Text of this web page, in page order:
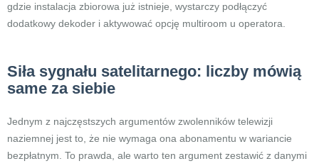
gdzie instalacja zbiorowa już istnieje, wystarczy podłączyć
dodatkowy dekoder i aktywować opcję multiroom u operatora.
Siła sygnału satelitarnego: liczby mówią
same za siebie
Jednym z najczęstszych argumentów zwolenników telewizji
naziemnej jest to, że nie wymaga ona abonamentu w wariancie
bezpłatnym. To prawda, ale warto ten argument zestawić z danymi